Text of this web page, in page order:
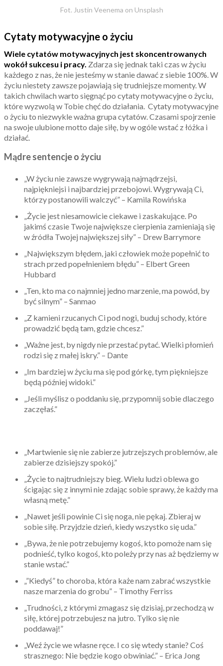
Fot. Justin Veenema on Unsplash
Cytaty motywacyjne o życiu
Wiele cytatów motywacyjnych jest skoncentrowanych
wokół sukcesu i pracy. Zdarza się jednak taki czas w życiu
każdego z nas, że nie jesteśmy w stanie dawać z siebie 100%. W
życiu niestety zawsze pojawiają się trudniejsze momenty. W
takich chwilach warto sięgnąć po cytaty motywacyjne o życiu,
które wyzwolą w Tobie chęć do działania. Cytaty motywacyjne
o życiu to niezwykle ważna grupa cytatów. Czasami spojrzenie
na swoje ulubione motto daje siłę, by w ogóle wstać z łóżka i
działać.
Mądre sentencje o życiu
„W życiu nie zawsze wygrywają najmądrzejsi,
najpiękniejsi i najbardziej przebojowi. Wygrywają Ci,
którzy postanowili walczyć” – Kamila Rowińska
„Życie jest niesamowicie ciekawe i zaskakujące. Po
jakimś czasie Twoje największe cierpienia zamieniają się
w źródła Twojej największej siły” – Drew Barrymore
„Największym błędem, jaki człowiek może popełnić to
strach przed popełnieniem błędu” – Elbert Green
Hubbard
„Ten, kto ma co najmniej jedno marzenie, ma powód, by
być silnym” – Sanmao
„Z kamieni rzucanych Ci pod nogi, buduj schody, które
prowadzić będą tam, gdzie chcesz.”
„Ważne jest, by nigdy nie przestać pytać. Wielki płomień
rodzi się z małej iskry.” – Dante
„Im bardziej w życiu ma się pod górkę, tym piękniejsze
będą później widoki.”
„Jeśli myślisz o poddaniu się, przypomnij sobie dlaczego
zaczęłaś.”
„Martwienie się nie zabierze jutrzejszych problemów, ale
zabierze dzisiejszy spokój.”
„Życie to najtrudniejszy bieg. Wielu ludzi oblewa go
ścigając się z innymi nie zdając sobie sprawy, że każdy ma
własną metę.”
„Nawet jeśli powinie Ci się noga, nie pękaj. Zbieraj w
sobie siłę. Przyjdzie dzień, kiedy wszystko się uda.”
„Bywa, że nie potrzebujemy kogoś, kto pomoże nam się
podnieść, tylko kogoś, kto poleży przy nas aż będziemy w
stanie wstać.”
„”Kiedyś” to choroba, która każe nam zabrać wszystkie
nasze marzenia do grobu” – Timothy Ferriss
„Trudności, z którymi zmagasz się dzisiaj, przechodzą w
siłę, której potrzebujesz na jutro. Tylko się nie
poddawaj!”
„Weź życie we własne ręce. I co się wtedy stanie? Coś
strasznego: Nie będzie kogo obwiniać.” – Erica Jong